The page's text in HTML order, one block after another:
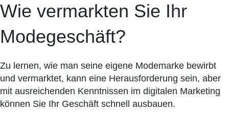
Wie vermarkten Sie Ihr
Modegeschäft?
Zu lernen, wie man seine eigene Modemarke bewirbt
und vermarktet, kann eine Herausforderung sein, aber
mit ausreichenden Kenntnissen im digitalen Marketing
können Sie Ihr Geschäft schnell ausbauen.